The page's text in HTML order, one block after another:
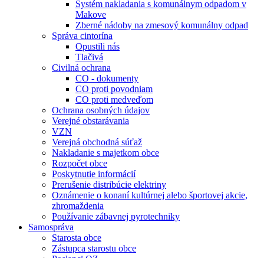
Systém nakladania s komunálnym odpadom v
Makove
Zberné nádoby na zmesový komunálny odpad
Správa cintorína
Opustili nás
Tlačivá
Civilná ochrana
CO - dokumenty
CO proti povodniam
CO proti medveďom
Ochrana osobných údajov
Verejné obstarávania
VZN
Verejná obchodná súťaž
Nakladanie s majetkom obce
Rozpočet obce
Poskytnutie informácií
Prerušenie distribúcie elektriny
Oznámenie o konaní kultúrnej alebo športovej akcie,
zhromaždenia
Používanie zábavnej pyrotechniky
Samospráva
Starosta obce
Zástupca starostu obce